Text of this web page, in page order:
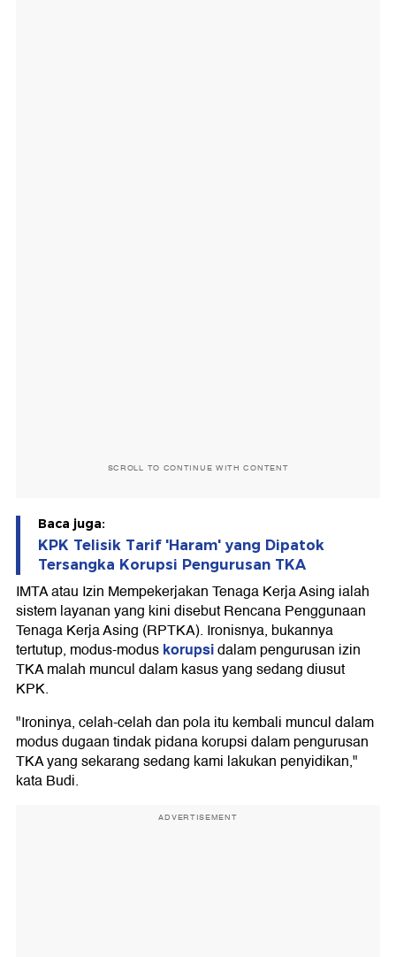
SCROLL TO CONTINUE WITH CONTENT
Baca juga:
KPK Telisik Tarif 'Haram' yang Dipatok
Tersangka Korupsi Pengurusan TKA
IMTA atau Izin Mempekerjakan Tenaga Kerja Asing ialah
sistem layanan yang kini disebut Rencana Penggunaan
Tenaga Kerja Asing (RPTKA). Ironisnya, bukannya
tertutup, modus-moduskorupsidalam pengurusan izin
TKA malah muncul dalam kasus yang sedang diusut
KPK.
"Ironinya, celah-celah dan pola itu kembali muncul dalam
modus dugaan tindak pidana korupsi dalam pengurusan
TKA yang sekarang sedang kami lakukan penyidikan,"
kata Budi.
ADVERTISEMENT